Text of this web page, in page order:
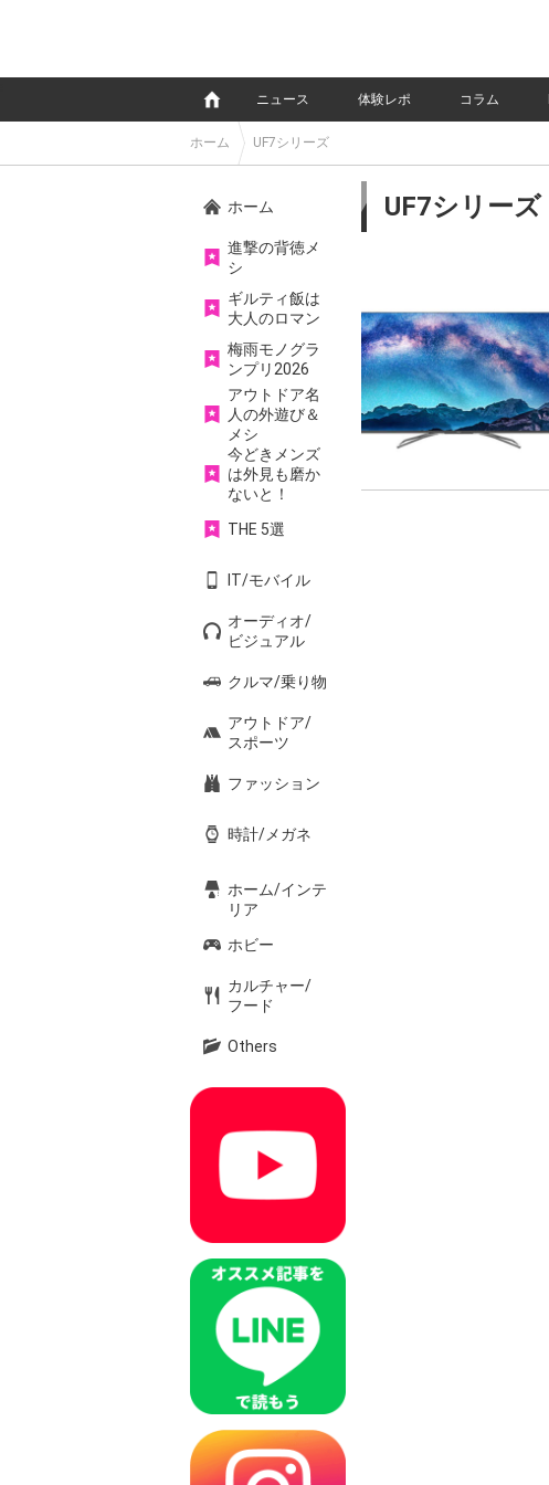
ニュース 体験レポ コラム
ホーム UF7シリーズ
ホーム
進撃の背徳メ
シ
ギルティ飯は
大人のロマン
梅雨モノグラ
ンプリ2026
アウトドア名
人の外遊び＆
メシ
今どきメンズ
は外見も磨か
ないと！
THE 5選
IT/モバイル
オーディオ/
ビジュアル
クルマ/乗り物
アウトドア/
スポーツ
ファッション
時計/メガネ
ホーム/インテ
リア
ホビー
カルチャー/
フード
Others
UF7シリーズ